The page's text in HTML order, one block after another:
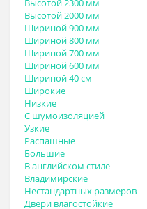
Высотой 2300 мм
Высотой 2000 мм
Шириной 900 мм
Шириной 800 мм
Шириной 700 мм
Шириной 600 мм
Шириной 40 см
Широкие
Низкие
С шумоизоляцией
Узкие
Распашные
Большие
В английском стиле
Владимирские
Нестандартных размеров
Двери влагостойкие